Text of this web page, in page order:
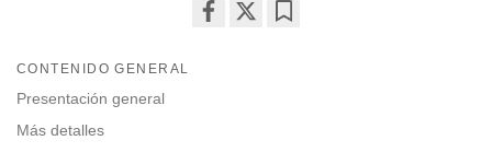
CONTENIDO GENERAL
Presentación general
Más detalles